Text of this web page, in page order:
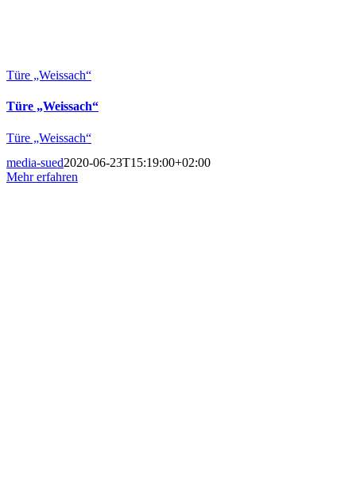
Türe „Weissach“
Türe „Weissach“
Türe „Weissach“
media-sued2020-06-23T15:19:00+02:00
Mehr erfahren